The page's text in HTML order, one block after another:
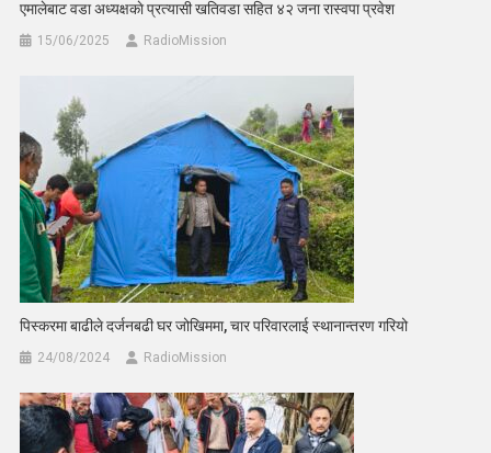
एमालेबाट वडा अध्यक्षकाे प्रत्यासी खतिवडा सहित ४२ जना रास्वपा प्रवेश
15/06/2025 RadioMission
पिस्करमा बाढीले दर्जनबढी घर जोखिममा, चार परिवारलाई स्थानान्तरण गरियो
24/08/2024 RadioMission